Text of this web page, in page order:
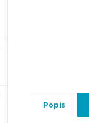
Popis